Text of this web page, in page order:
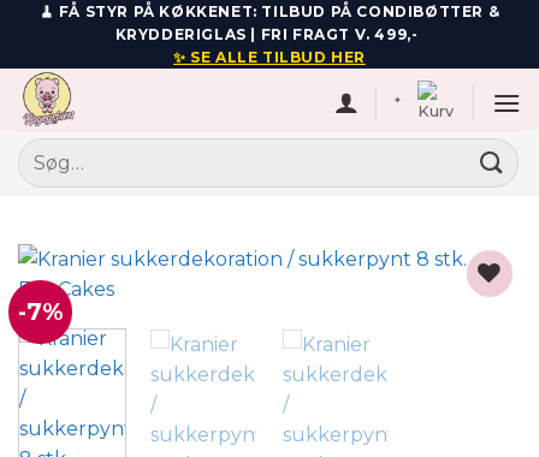
Fortsæt
indhold
🧹 FÅ STYR PÅ KØKKENET: TILBUD PÅ CONDIBØTTER &
KRYDDERIGLAS | FRI FRAGT V. 499,-
✨ SE ALLE TILBUD HER
*
Søg
efter:
-7%